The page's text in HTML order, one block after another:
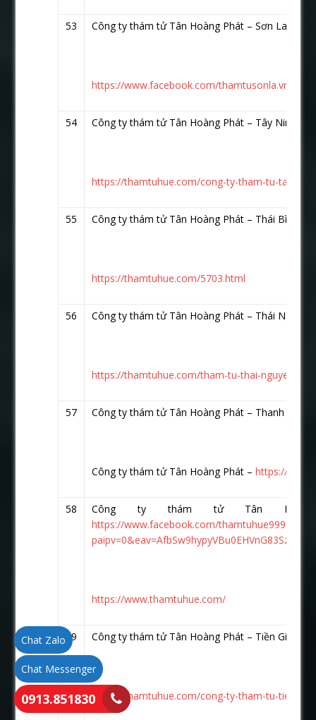
53 Công ty thám tử Tân Hoàng Phát – Sơn La
https://www.facebook.com/thamtusonla.vn/
54 Công ty thám tử Tân Hoàng Phát – Tây Ninh
https://thamtuhue.com/cong-ty-tham-tu-tay-
55 Công ty thám tử Tân Hoàng Phát – Thái Bình
https://thamtuhue.com/5703.html
56 Công ty thám tử Tân Hoàng Phát – Thái Nguyên
https://thamtuhue.com/tham-tu-thai-nguyen-uy-
57 Công ty thám tử Tân Hoàng Phát – Thanh Hóa
Công ty thám tử Tân Hoàng Phát –https://
58
Công ty thám tử Tân
https://www.facebook.com/thamtuhue9999.vn?
https://www.thamtuhue.com/
59 Công ty thám tử Tân Hoàng Phát – Tiền Giang
https://thamtuhue.com/cong-ty-tham-tu-tien-
Chat Zalo
Chat Messenger
0913.851830